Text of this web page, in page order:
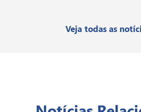
Veja todas as